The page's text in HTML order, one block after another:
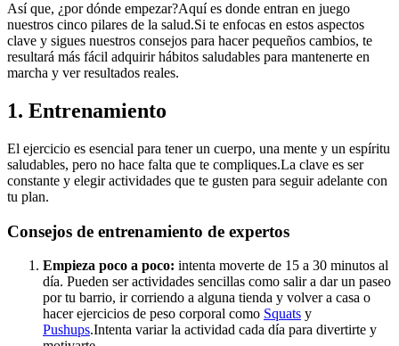
Así que, ¿por dónde empezar?Aquí es donde entran en juego
nuestros cinco pilares de la salud.Si te enfocas en estos aspectos
clave y sigues nuestros consejos para hacer pequeños cambios, te
resultará más fácil adquirir hábitos saludables para mantenerte en
marcha y ver resultados reales.
1. Entrenamiento
El ejercicio es esencial para tener un cuerpo, una mente y un espíritu
saludables, pero no hace falta que te compliques.La clave es ser
constante y elegir actividades que te gusten para seguir adelante con
tu plan.
Consejos de entrenamiento de expertos
Empieza poco a poco: intenta moverte de 15 a 30 minutos al
día. Pueden ser actividades sencillas como salir a dar un paseo
por tu barrio, ir corriendo a alguna tienda y volver a casa o
hacer ejercicios de peso corporal como Squats y
Pushups.Intenta variar la actividad cada día para divertirte y